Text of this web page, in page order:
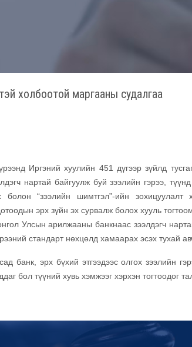
холбоотой маргааны судалгаа
Иргэний хуулийн 451 дүгээр зүйлд
нартай байгуулж буй зээлийн гэрээ,
болон “зээлийн шимтгэл”-ийн зохицуулалт
эрх зүйн эх сурвалж болох хууль
Улсын арилжааны банкнаас зээлдэгч
стандарт нөхцөлд хамаарах эсэх тухай
банк, эрх бүхий этгээдээс олгох зээлийн
бол түүний хувь хэмжээг хэрхэн тогтоодог